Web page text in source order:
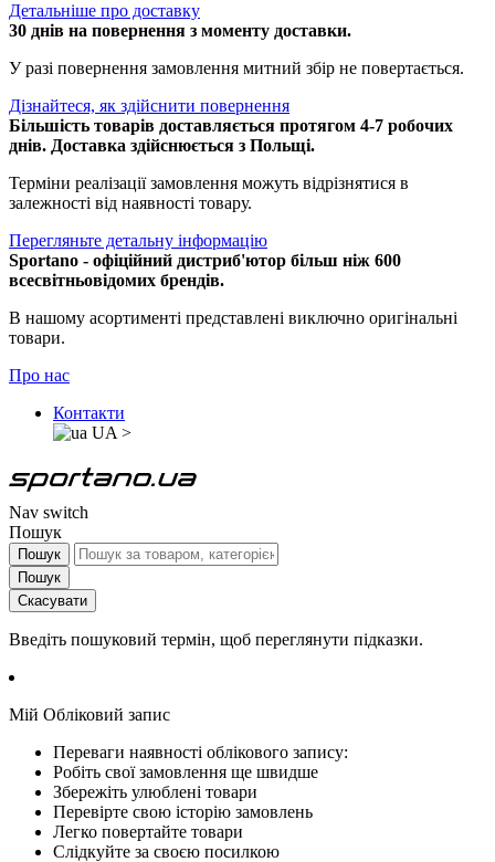
Детальніше про доставку
30 днів на повернення з моменту доставки.
У разі повернення замовлення митний збір не повертається.
Дізнайтеся, як здійснити повернення
Більшість товарів доставляється протягом 4-7 робочих
днів. Доставка здійснюється з Польщі.
Терміни реалізації замовлення можуть відрізнятися в
залежності від наявності товару.
Перегляньте детальну інформацію
Sportano - офіційний дистриб'ютор більш ніж 600
всесвітньовідомих брендів.
В нашому асортименті представлені виключно оригінальні
товари.
Про нас
Контакти
UA >
Nav switch
Пошук
Пошук
Пошук
Скасувати
Введіть пошуковий термін, щоб переглянути підказки.
Мій Обліковий запис
Переваги наявності облікового запису:
Робіть свої замовлення ще швидше
Збережіть улюблені товари
Перевірте свою історію замовлень
Легко повертайте товари
Слідкуйте за своєю посилкою